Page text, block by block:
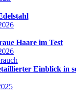
Haare im Test
Einblick in